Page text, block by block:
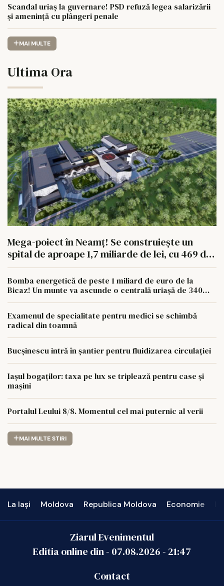
Scandal uriaș la guvernare! PSD refuză legea salarizării
și amenință cu plângeri penale
MAI MULTE
Ultima Ora
Mega-poiect în Neamț! Se construiește un
spital de aproape 1,7 miliarde de lei, cu 469 de
paturi
Bomba energetică de peste 1 miliard de euro de la
Bicaz! Un munte va ascunde o centrală uriașă de 340
Examenul de specialitate pentru medici se schimbă
radical din toamnă
Bucșinescu intră în șantier pentru fluidizarea circulației
Iașul bogaților: taxa pe lux se triplează pentru case și
mașini
Portalul Leului 8/8. Momentul cel mai puternic al verii
MAI MULTE STIRI
La Iași Moldova Republica Moldova Economie
Ziarul Evenimentul
Editia online din - 07.08.2026- 21:47
Contact